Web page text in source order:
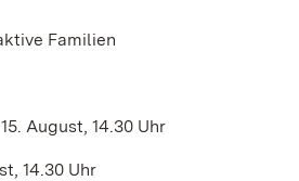
Familien
August, 14.30 Uhr
14.30 Uhr